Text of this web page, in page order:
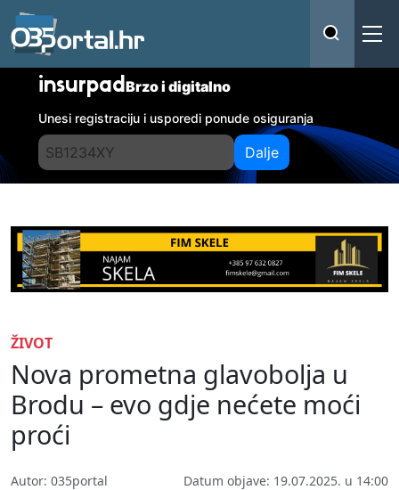
insurpadBrzo i digitalno
Unesi registraciju i usporedi ponude osiguranja
Dalje
ŽIVOT
Nova prometna glavobolja u
Brodu – evo gdje nećete moći
proći
Autor: 035portal Datum objave: 19.07.2025. u 14:00